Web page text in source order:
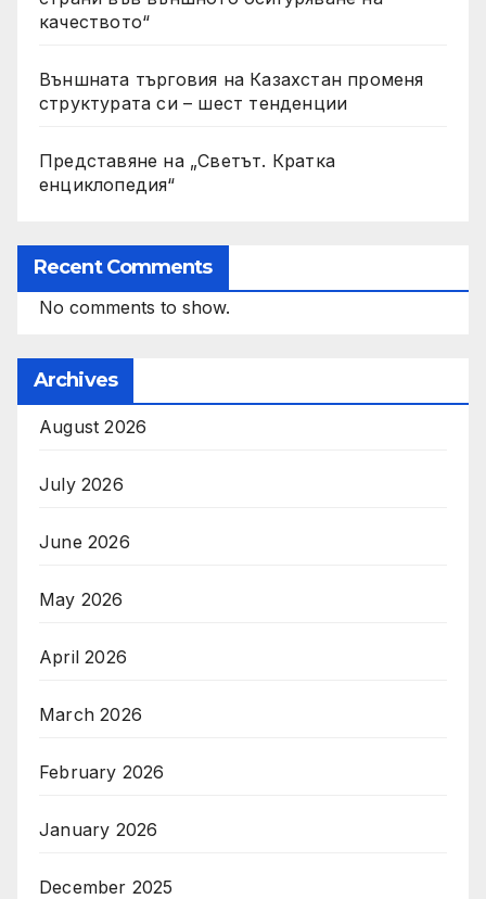
качеството“
Външната търговия на Казахстан променя
структурата си – шест тенденции
Представяне на „Светът. Кратка
енциклопедия“
Recent Comments
No comments to show.
Archives
August 2026
July 2026
June 2026
May 2026
April 2026
March 2026
February 2026
January 2026
December 2025